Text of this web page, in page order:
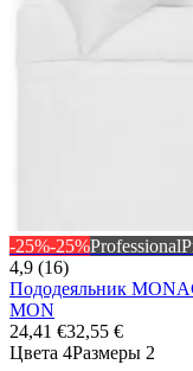
-25%-25%Professional
4,9 (16)
Пододеяльник
MON
24,41 €32,55 €
Цвета 4Размеры 2